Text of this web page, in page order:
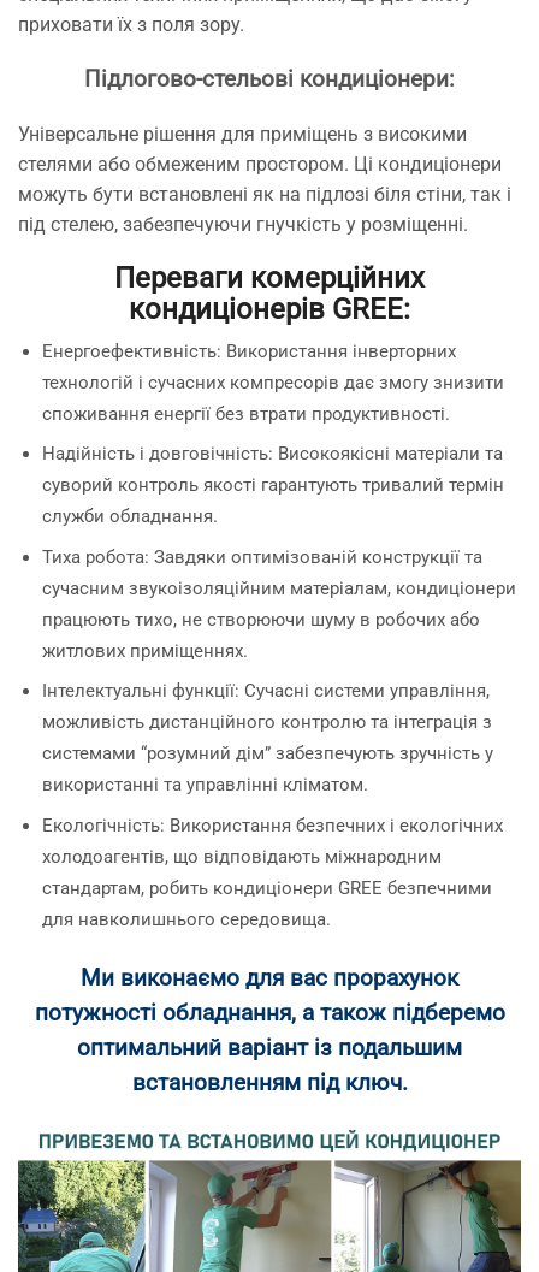
приховати їх з поля зору.
Підлогово-стельові кондиціонери:
Універсальне рішення для приміщень з високими
стелями або обмеженим простором. Ці кондиціонери
можуть бути встановлені як на підлозі біля стіни, так і
під стелею, забезпечуючи гнучкість у розміщенні.
Переваги комерційних
кондиціонерів GREE:
Енергоефективність: Використання інверторних
технологій і сучасних компресорів дає змогу знизити
споживання енергії без втрати продуктивності.
Надійність і довговічність: Високоякісні матеріали та
суворий контроль якості гарантують тривалий термін
служби обладнання.
Тиха робота: Завдяки оптимізованій конструкції та
сучасним звукоізоляційним матеріалам, кондиціонери
працюють тихо, не створюючи шуму в робочих або
житлових приміщеннях.
Інтелектуальні функції: Сучасні системи управління,
можливість дистанційного контролю та інтеграція з
системами “розумний дім” забезпечують зручність у
використанні та управлінні кліматом.
Екологічність: Використання безпечних і екологічних
холодоагентів, що відповідають міжнародним
стандартам, робить кондиціонери GREE безпечними
для навколишнього середовища.
Ми виконаємо для вас прорахунок
потужності обладнання, а також підберемо
оптимальний варіант із подальшим
встановленням під ключ.